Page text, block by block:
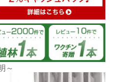
す。
では出荷目安がだいぶ先の
届くこともありますので、
めします。
～